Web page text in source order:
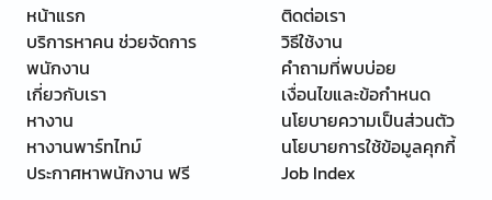
หน้าแรก
บริการหาคน ช่วยจัดการ
พนักงาน
เกี่ยวกับเรา
หางาน
หางานพาร์ทไทม์
ประกาศหาพนักงาน ฟรี
ติดต่อเรา
วิธีใช้งาน
คำถามที่พบบ่อย
เงื่อนไขและข้อกำหนด
นโยบายความเป็นส่วนตัว
นโยบายการใช้ข้อมูลคุกกี้
Job Index